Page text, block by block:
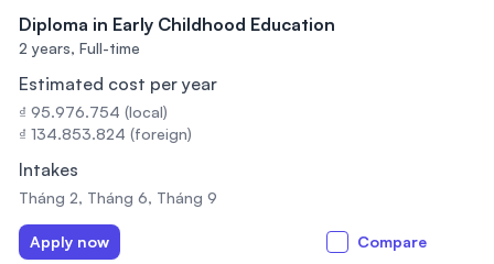
Diploma in Early Childhood Education
2 years, Full-time
Estimated cost per year
₫ 95.976.754 (local)
₫ 134.853.824 (foreign)
Intakes
Tháng 2, Tháng 6, Tháng 9
Apply now Compare